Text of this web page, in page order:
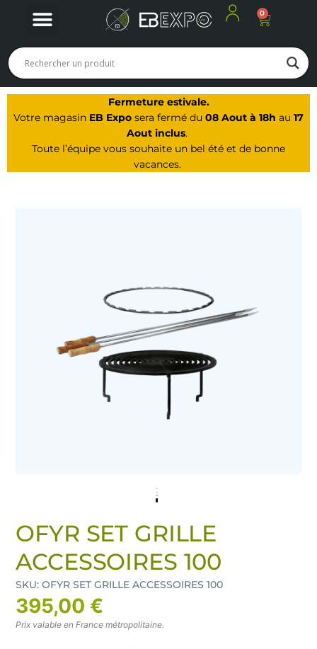
0
Panier
Fermeture estivale.
Votre magasin EB Expo sera fermé du 08 Aout à 18h au 17
Aout inclus.
Toute l’équipe vous souhaite un bel été et de bonne
vacances.
OFYR SET GRILLE
ACCESSOIRES 100
SKU: OFYR SET GRILLE ACCESSOIRES 100
395,00 €
Prix valable en France métropolitaine.